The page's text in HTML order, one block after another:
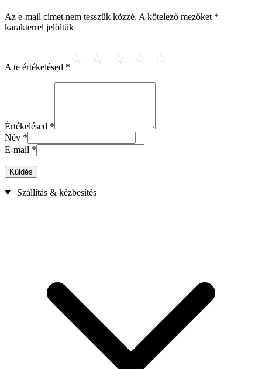
Az e-mail címet nem tesszük közzé. A kötelező mezőket *
karakterrel jelöltük
A te értékelésed *
Értékelésed *
Név *
E-mail *
Küldés
Szállítás & kézbesítés